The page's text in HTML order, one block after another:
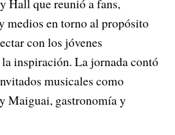
Hall que reunió a fans,
medios en torno al propósito
con los jóvenes
inspiración. La jornada contó
musicales como
Maiguai, gastronomía y